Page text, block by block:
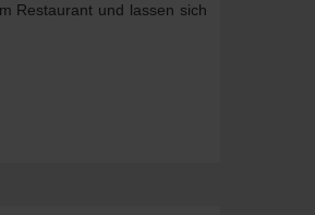
Restaurant und lassen sich